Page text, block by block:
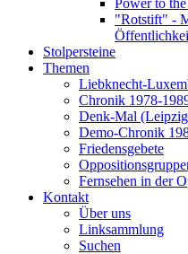
Power to
"Rotstift" -
Stolpersteine
Themen
Liebknecht-
Chronik 1978-
Denk-Mal
Demo-Chronik
Friedensgebete
Fernsehen in der
Kontakt
Über uns
Linksammlung
Suchen